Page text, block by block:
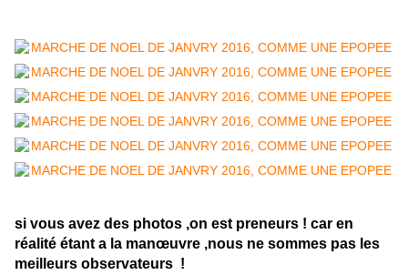
si vous avez des photos ,on est preneurs ! car en
réalité étant a la manœuvre ,nous ne sommes pas les
meilleurs observateurs !